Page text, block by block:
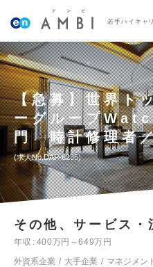
若手ハイキャ
【急募】世界ト
ーグループ
門 時計修理者
求人No.DAP-6235
その他、サービス・
年収
400万円～649万円
外資系企業
大手企業 マネジメン